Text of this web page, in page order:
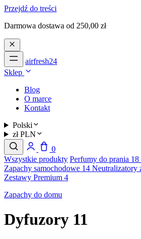
Przejdź do treści
Darmowa dostawa od 250,00 zł
airfresh24
Sklep
Blog
O marce
Kontakt
Polski
zł PLN
0
Wszystkie produkty Perfumy do prania 18
Zapachy samochodowe 14 Neutralizatory
Zestawy Premium 4
Zapachy do domu
Dyfuzory 11